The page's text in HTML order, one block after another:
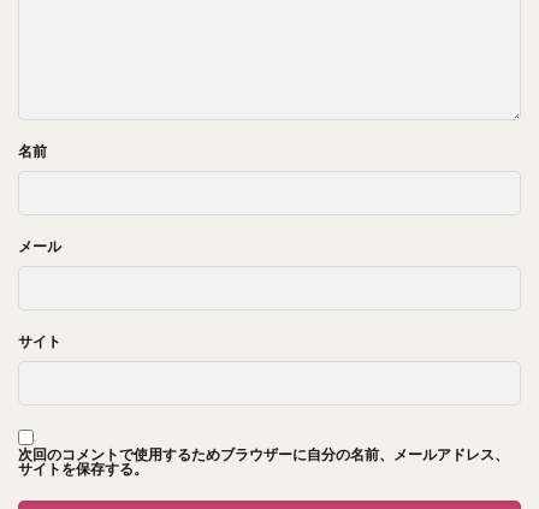
名前
メール
サイト
次回のコメントで使用するためブラウザーに自分の名前、メールアドレス、
サイトを保存する。